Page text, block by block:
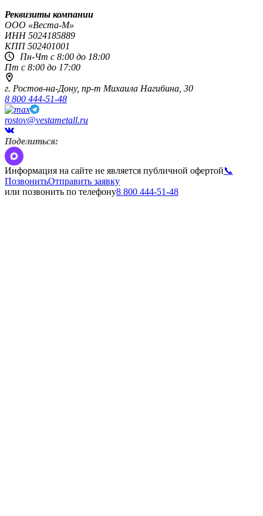
Реквизиты компании
OOO «Веста-М»
ИНН5024185889
КПП502401001
Пн-Чт с 8:00 до 18:00
Пт с 8:00 до 17:00
г. Ростов-на-Дону, пр-т Михаила Нагибина, 30
8 800 444-51-48
rostov@vestametall.ru
Поделиться:
Информация на сайте не является публичной офертой📞
ПозвонитьОтправить заявку
или позвонить по телефону8 800 444-51-48